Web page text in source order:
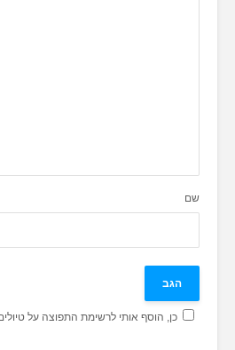
שם
כן, הוסף אותי לרשימת התפוצה על